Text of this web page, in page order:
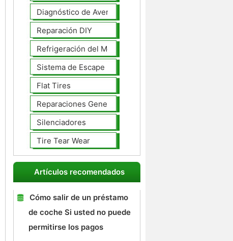
Diagnóstico de Averías
Reparación DIY
Refrigeración del Motor
Sistema de Escape
Flat Tires
Reparaciones Generales
Silenciadores
Tire Tear Wear
Artículos recomendados
Cómo salir de un préstamo
de coche Si usted no puede
permitirse los pagos